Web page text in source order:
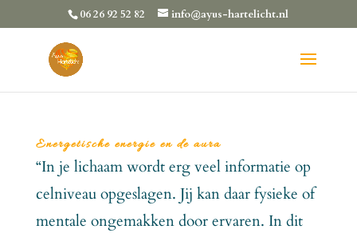
06 26 92 52 82 info@ayus-hartelicht.nl
Energetische energie en de aura
“In je lichaam wordt erg veel informatie op
celniveau opgeslagen. Jij kan daar fysieke of
mentale ongemakken door ervaren. In dit